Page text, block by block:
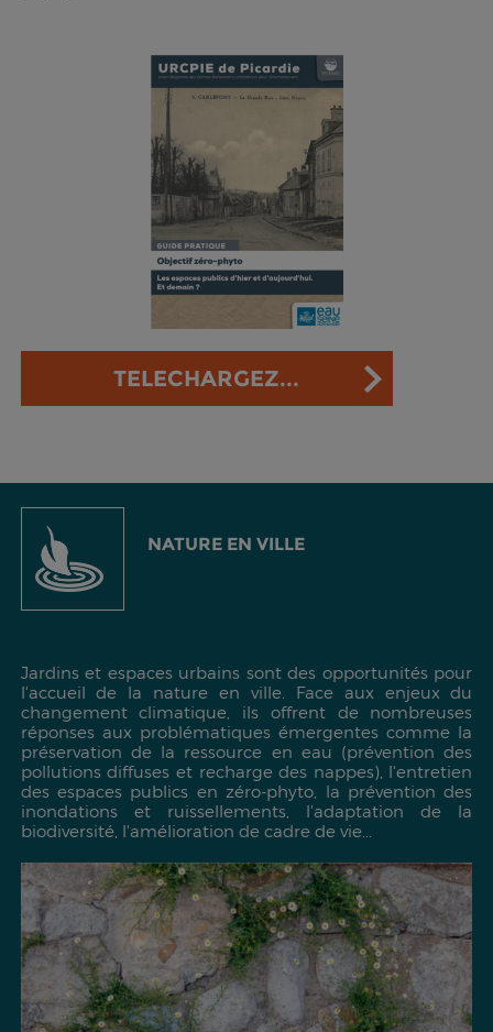
TELECHARGEZ...
NATURE EN VILLE
Jardins et espaces urbains sont des opportunités pour
l'accueil de la nature en ville. Face aux enjeux du
changement climatique, ils offrent de nombreuses
réponses aux problématiques émergentes comme la
préservation de la ressource en eau (prévention des
pollutions diffuses et recharge des nappes), l'entretien
des espaces publics en zéro-phyto, la prévention des
inondations et ruissellements, l'adaptation de la
biodiversité, l'amélioration de cadre de vie...